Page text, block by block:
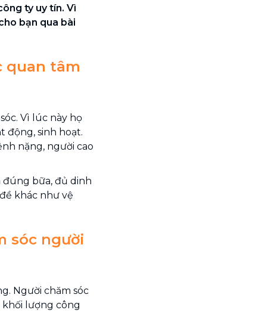
ty uy tín. Vì
bạn qua bài
quan tâm
Vì lúc này họ
động, sinh hoạt.
nặng, người cao
đúng bữa, đủ dinh
khác như vệ
sóc người
Người chăm sóc
lượng công